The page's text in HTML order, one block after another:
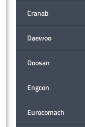
Cranab
Daewoo
Doosan
Engcon
Eurocomach